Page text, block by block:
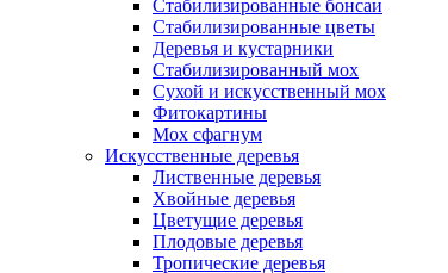
Стабилизированные бонсаи
Стабилизированные цветы
Деревья и кустарники
Стабилизированный мох
Сухой и искусственный мох
Фитокартины
Мох сфагнум
Искусственные деревья
Лиственные деревья
Хвойные деревья
Цветущие деревья
Плодовые деревья
Тропические деревья